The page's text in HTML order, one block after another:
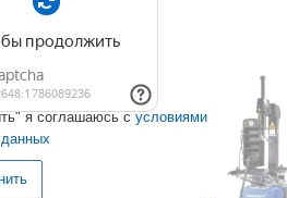
я соглашаюсь с условиями